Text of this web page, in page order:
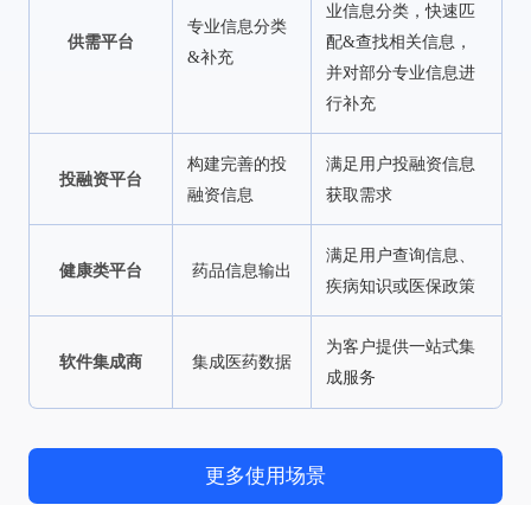
供需平台
专业信息分类
&补充
业信息分类，快速匹
配&查找相关信息，
并对部分专业信息进
行补充
投融资平台
构建完善的投
融资信息
满足用户投融资信息
获取需求
健康类平台 药品信息输出
满足用户查询信息、
疾病知识或医保政策
软件集成商 集成医药数据
为客户提供一站式集
成服务
更多使用场景